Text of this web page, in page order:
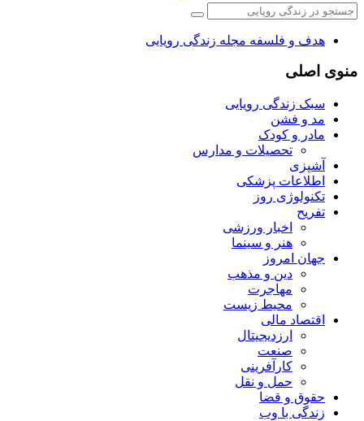
هدف و فلسفه مجله زندگی رویایی
منوی اصلی
سبک زندگی رویایی
مد و فشن
مادر و کودک
تحصیلات و مدارس
آشپزی
اطلاعات پزشکی
تکنولوژی روز
تفریح
اخبار ورزشی
هنر و سینما
جهان امروز
دین و مذهب
مهاجرت
محیط زیست
اقتصاد مالی
ارزدیجیتال
صنعت
کارآفرینی
حمل و نقل
حقوق و قضا
زندگی با وب